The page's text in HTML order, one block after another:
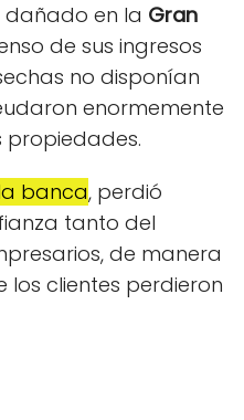
en la Gran
de sus ingresos
no disponían
enormemente
propiedades.
banca, perdió
tanto del
de manera
clientes perdieron